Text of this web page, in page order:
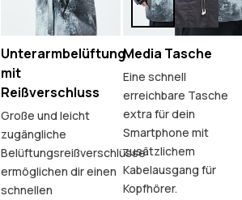
Unterarmbelüftung
mit
Reißverschluss
Große und leicht
zugängliche
Belüftungsreißverschlüsse
ermöglichen dir einen
schnellen
Media Tasche
Eine schnell
erreichbare Tasche
extra für dein
Smartphone mit
zusätzlichem
Kabelausgang für
Kopfhörer.